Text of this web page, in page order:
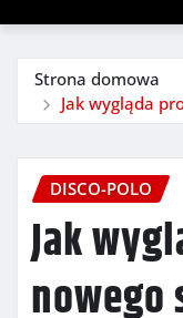
Strona domowa
Jak wygląda
DISCO-POLO
Jak